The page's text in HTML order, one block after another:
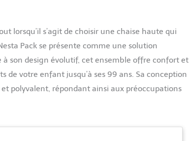
lorsqu’il s’agit de choisir une chaise haute qui
Pack se présente comme une solution
son design évolutif, cet ensemble offre confort et
votre enfant jusqu’à ses 99 ans. Sa conception
polyvalent, répondant ainsi aux préoccupations